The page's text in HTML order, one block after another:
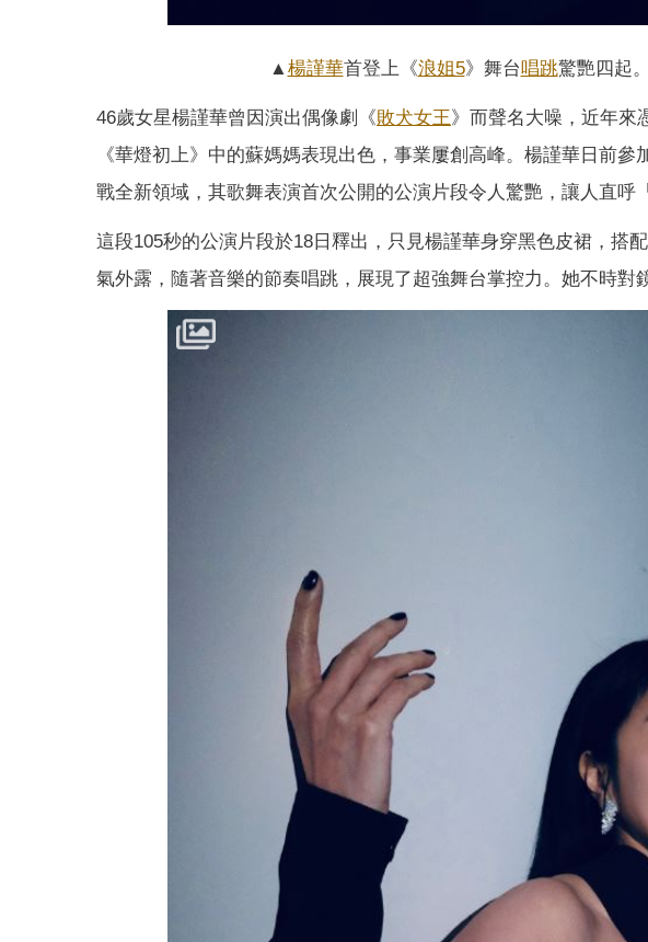
▲ 楊謹華首登上《浪姐5》舞台唱跳驚艷四起
46歲女星楊謹華曾因演出偶像劇《敗犬女王》而聲名大噪，近年來
《華燈初上》中的蘇媽媽表現出色，事業屢創高峰。楊謹華日前參
戰全新領域，其歌舞表演首次公開的公演片段令人驚艷，讓人直呼
這段105秒的公演片段於18日釋出，只見楊謹華身穿黑色皮裙，搭
氣外露，隨著音樂的節奏唱跳，展現了超強舞台掌控力。她不時對